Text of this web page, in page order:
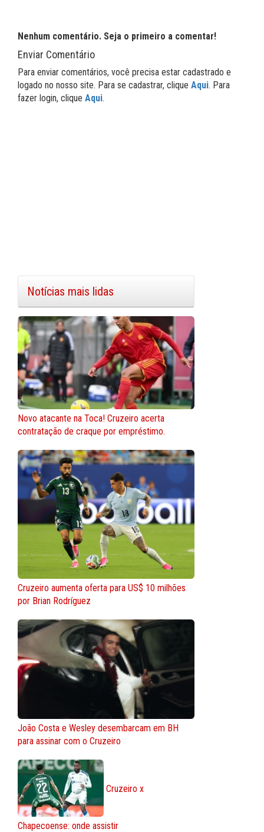
Nenhum comentário. Seja o primeiro a comentar!
Enviar Comentário
Para enviar comentários, você precisa estar cadastrado e
logado no nosso site. Para se cadastrar, clique Aqui. Para
fazer login, clique Aqui.
Notícias mais lidas
Novo atacante na Toca! Cruzeiro acerta
contratação de craque por empréstimo.
Cruzeiro aumenta oferta para US$ 10 milhões
por Brian Rodríguez
João Costa e Wesley desembarcam em BH
para assinar com o Cruzeiro
Cruzeiro x
Chapecoense: onde assistir